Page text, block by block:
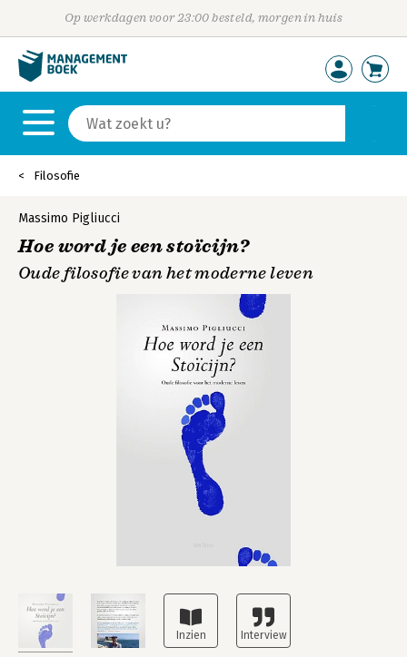
Op werkdagen voor 23:00 besteld, morgen in huis
Filosofie
Massimo Pigliucci
Hoe word je een stoïcijn?
Oude filosofie van het moderne leven